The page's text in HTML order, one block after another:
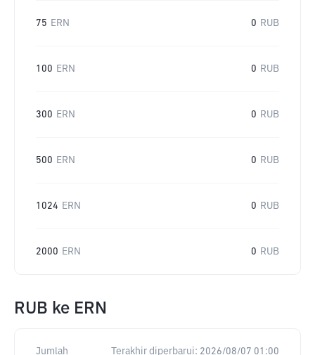
75 ERN 0 RUB
100 ERN 0 RUB
300 ERN 0 RUB
500 ERN 0 RUB
1024 ERN 0 RUB
2000 ERN 0 RUB
RUB ke ERN
Jumlah Terakhir diperbarui: 2026/08/07 01:00